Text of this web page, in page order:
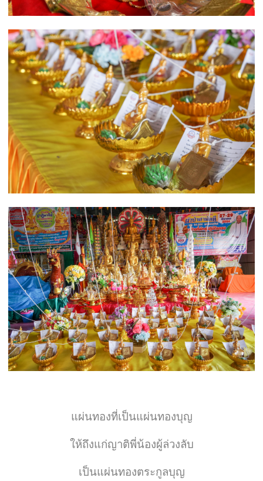
แผ่นทองที่เป็นแผ่นทองบุญ
ให้ถึงแก่ญาติพี่น้องผู้ล่วงลับ
เป็นแผ่นทองตระกูลบุญ